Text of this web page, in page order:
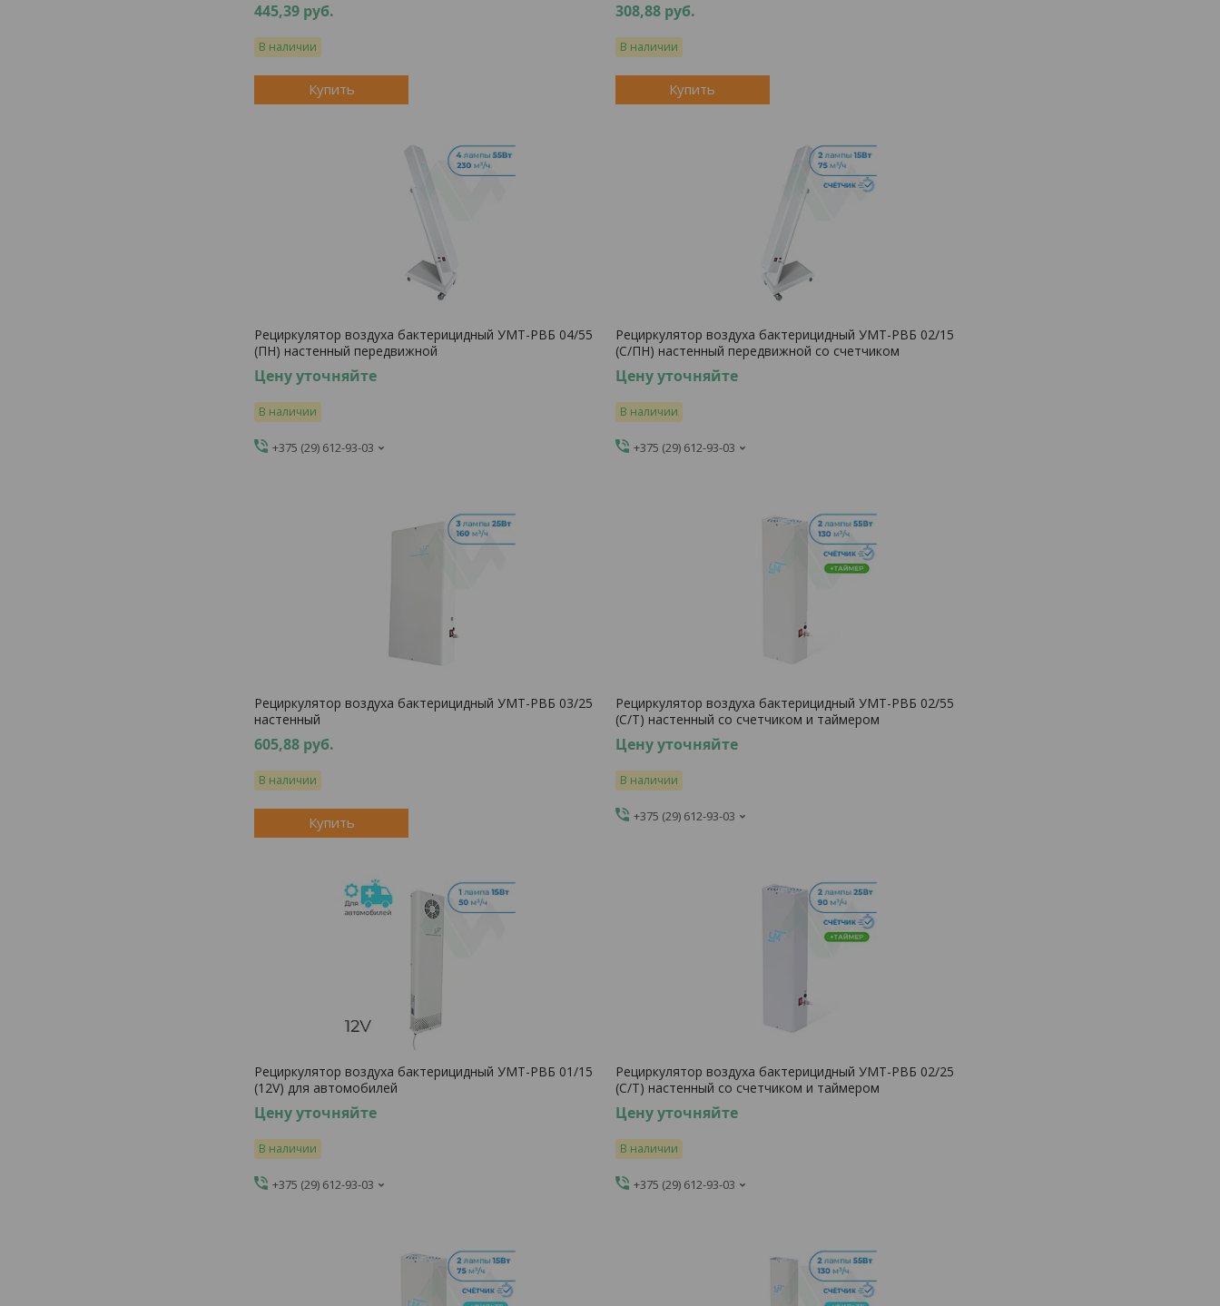
445,39 руб.
В наличии
Купить
308,88 руб.
В наличии
Купить
Рециркулятор воздуха бактерицидный УМТ-РВБ 04/55
(ПН) настенный передвижной
Цену уточняйте
В наличии
+375 (29) 612-93-03
Рециркулятор воздуха бактерицидный УМТ-РВБ 02/15
(С/ПН) настенный передвижной со счетчиком
Цену уточняйте
В наличии
+375 (29) 612-93-03
Рециркулятор воздуха бактерицидный УМТ-РВБ 03/25
настенный
605,88 руб.
В наличии
Купить
Рециркулятор воздуха бактерицидный УМТ-РВБ 02/55
(С/Т) настенный со счетчиком и таймером
Цену уточняйте
В наличии
+375 (29) 612-93-03
Рециркулятор воздуха бактерицидный УМТ-РВБ 01/15
(12V) для автомобилей
Цену уточняйте
В наличии
+375 (29) 612-93-03
Рециркулятор воздуха бактерицидный УМТ-РВБ 02/25
(С/Т) настенный со счетчиком и таймером
Цену уточняйте
В наличии
+375 (29) 612-93-03